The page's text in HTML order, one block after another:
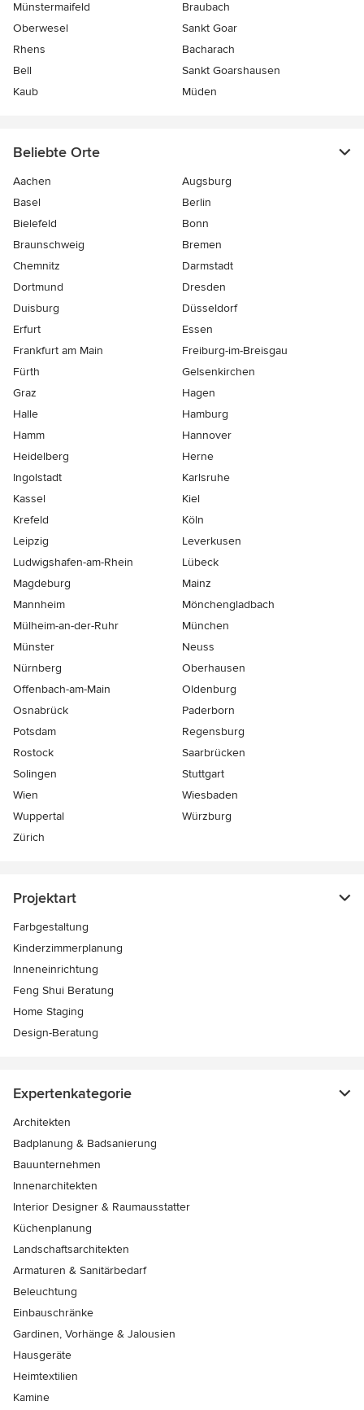
Münstermaifeld
Braubach
Oberwesel
Sankt Goar
Rhens
Bacharach
Bell
Sankt Goarshausen
Kaub
Müden
Beliebte Orte
Aachen
Augsburg
Basel
Berlin
Bielefeld
Bonn
Braunschweig
Bremen
Chemnitz
Darmstadt
Dortmund
Dresden
Duisburg
Düsseldorf
Erfurt
Essen
Frankfurt am Main
Freiburg-im-Breisgau
Fürth
Gelsenkirchen
Graz
Hagen
Halle
Hamburg
Hamm
Hannover
Heidelberg
Herne
Ingolstadt
Karlsruhe
Kassel
Kiel
Krefeld
Köln
Leipzig
Leverkusen
Ludwigshafen-am-Rhein
Lübeck
Magdeburg
Mainz
Mannheim
Mönchen­gladbach
Mülheim-an-der-Ruhr
München
Münster
Neuss
Nürnberg
Oberhausen
Offenbach-am-Main
Oldenburg
Osnabrück
Paderborn
Potsdam
Regensburg
Rostock
Saarbrücken
Solingen
Stuttgart
Wien
Wiesbaden
Wuppertal
Würzburg
Zürich
Projektart
Farbgestaltung
Kinderzimmerplanung
Inneneinrichtung
Feng Shui Beratung
Home Staging
Design-Beratung
Expertenkategorie
Architekten
Badplanung & Badsanierung
Bauunternehmen
Innenarchitekten
Interior Designer & Raumausstatter
Küchenplanung
Landschaftsarchitekten
Armaturen & Sanitärbedarf
Beleuchtung
Einbauschränke
Gardinen, Vorhänge & Jalousien
Hausgeräte
Heimtextilien
Kamine